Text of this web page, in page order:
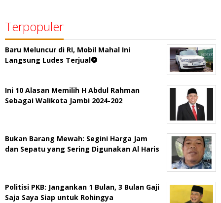
Terpopuler
Baru Meluncur di RI, Mobil Mahal Ini
Langsung Ludes Terjual
Ini 10 Alasan Memilih H Abdul Rahman
Sebagai Walikota Jambi 2024-202
Bukan Barang Mewah: Segini Harga Jam
dan Sepatu yang Sering Digunakan Al Haris
Politisi PKB: Jangankan 1 Bulan, 3 Bulan Gaji
Saja Saya Siap untuk Rohingya